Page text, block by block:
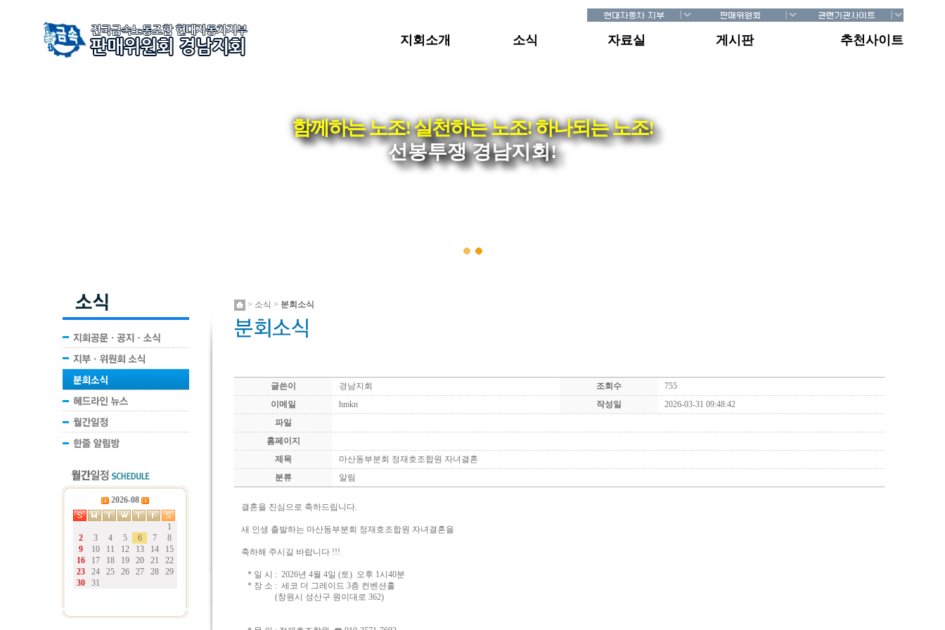
지회소개 소식 자료실 게시판 추천사이트
함께하는 노조! 실천하는 노조! 하나되는 노조!
선봉투쟁 경남지회!
2026-08
1
2
3 4 5 6 7
8
9
10 11 12 13 14
15
16
17 18 19 20 21
22
23
24 25 26 27 28
29
30
31
> 소식 > 분회소식
글쓴이 경남지회 조회수
755
이메일
hmkn 작성일
2026-03-31 09:48:42
파일
홈페이지
제목
마산동부분회 정재호조합원 자녀결혼
분류
알림
결혼을 진심으로 축하드립니다.
새 인생 출발하는 마산동부분회 정재호조합원 자녀결혼을
축하해 주시길 바랍니다 !!!
* 일 시 : 2026년 4월 4일 (토) 오후 1시40분
* 장 소 : 세코 더 그레이드 3층 컨벤션홀
(창원시 성산구 원이대로 362)